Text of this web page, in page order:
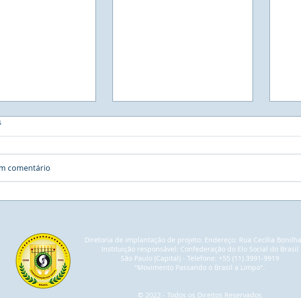
INER de Residuos
em
comentário
Diretoria de implantação de projeto: Endereço: Rua Cecília
Instituição responsável: Confederação do Elo Social do Brasil
São Paulo (Capital) - Telefone: +55 (11) 3991-9919
"Movimento Passando o Brasil a Limpo".
© 2022 - Todos os Direitos Reservados